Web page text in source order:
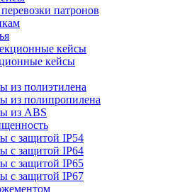
патронов
кейсы
кейсы
из полиэтилена
из полипропилена
из ABS
c защитой IP54
c защитой IP64
c защитой IP65
c защитой IP67